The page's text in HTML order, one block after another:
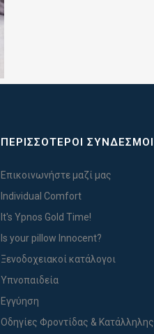
ΠΕΡΙΣΣΟΤΕΡΟΙ ΣΥΝΔΕΣΜΟΙ
Επικοινωνήστε μαζί μας
Individual Comfort
It's Ypnos Gold Time!
Is your pillow Innocent?
Ξενοδοχειακοί κατάλογοι
Υπνοπαιδεία
Εγγύηση
Οδηγίες Φροντίδας & Κατάλληλης